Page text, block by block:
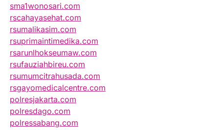
sma1wonosari.com
rscahayasehat.com
rsumalikasim.com
rsuprimaintimedika.com
rsarunlhokseumaw.com
rsufauziahbireu.com
rsumumcitrahusada.com
rsgayomedicalcentre.com
polresjakarta.com
polresdago.com
polressabang.com